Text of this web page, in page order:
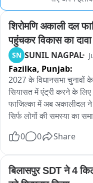
शिरोमणि अकाली दल
पहुंचकर विकास का दावा
SN SUNIL NAGPAL
Fazilka, Punjab:
2027 के विधानसभा चुनावों
सियासत में एंट्री करने के
फाजिल्का में अब अकालीदल
सिर्फ लोगों की समस्या का
पहुंच बताया जाएगा कि आज
जिला बना था । और उसके
विकास हुए सब अकालीदल
0 0 Share
बिलासपुर SDT ने 4